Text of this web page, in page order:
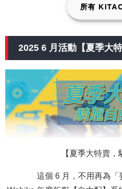
所有
2025 6 月活動【夏季大
【夏季大特賣，
這個 6 月，不用再為「